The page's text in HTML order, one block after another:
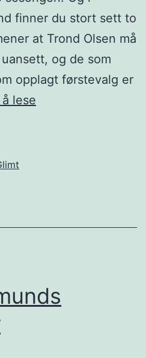
finner du stort sett to
at Trond Olsen må
og de som
opplagt førstevalg er
lese